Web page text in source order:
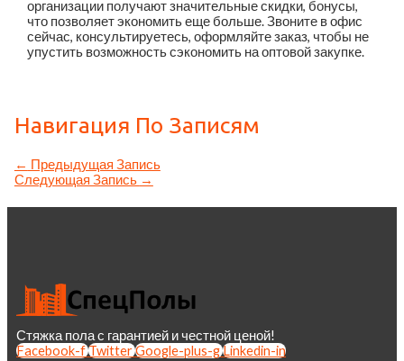
организации получают значительные скидки, бонусы,
что позволяет экономить еще больше. Звоните в офис
сейчас, консультируетесь, оформляйте заказ, чтобы не
упустить возможность сэкономить на оптовой закупке.
Навигация По Записям
← Предыдущая Запись
Следующая Запись →
Стяжка пола с гарантией и честной ценой!
Facebook-fTwitterGoogle-plus-gLinkedin-in